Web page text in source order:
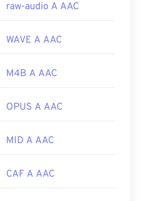
raw-audio A AAC
WAVE A AAC
M4B A AAC
OPUS A AAC
MID A AAC
CAF A AAC